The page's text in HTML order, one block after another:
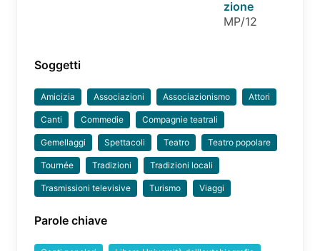
zione
MP/12
Soggetti
Amicizia Associazioni Associazionismo Attori
Canti Commedie Compagnie teatrali
Gemellaggi Spettacoli Teatro Teatro popolare
Tournée Tradizioni Tradizioni locali
Trasmissioni televisive Turismo Viaggi
Parole chiave